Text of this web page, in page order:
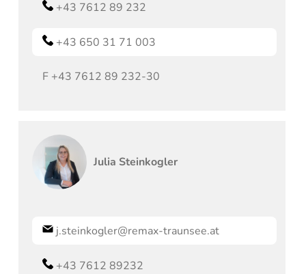
+43 7612 89 232
+43 650 31 71 003
F +43 7612 89 232-30
Julia Steinkogler
j.steinkogler@remax-traunsee.at
+43 7612 89232